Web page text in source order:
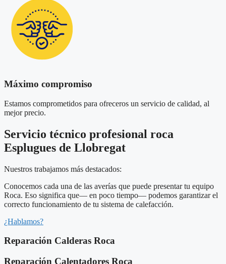
Máximo compromiso
Estamos comprometidos para ofreceros un servicio de calidad, al
mejor precio.
Servicio técnico profesional roca
Esplugues de Llobregat
Nuestros trabajamos más destacados:
Conocemos cada una de las averías que puede presentar tu equipo
Roca. Eso significa que— en poco tiempo— podemos garantizar el
correcto funcionamiento de tu sistema de calefacción.
¿Hablamos?
Reparación Calderas Roca
Reparación Calentadores Roca